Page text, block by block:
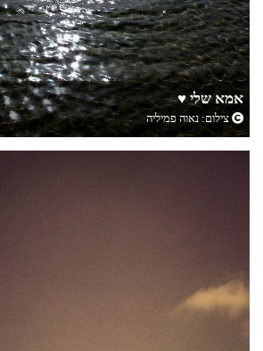
אמא שלי ♥
צילום: נאוה פמיליה